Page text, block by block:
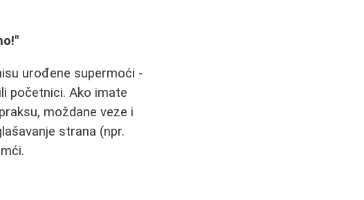
urođene supermoći -
početnici. Ako imate
moždane veze i
strana (npr.